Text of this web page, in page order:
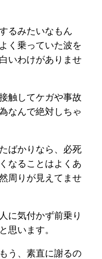
るみたいなもん
く乗っていた波を
いわけがありませ
触してケガや事故
なんで絶対しちゃ
ばかりなら、必死
なることはよくあ
周りが見えてませ
に気付かず前乗り
思います。
う、素直に謝るの